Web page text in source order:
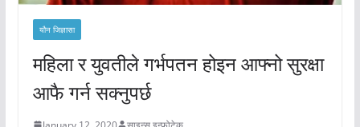
यौन जिज्ञासा
महिला र युवतीले गर्भपतन होइन आफ्नो सुरक्षा
आफै गर्न सक्नुपर्छ